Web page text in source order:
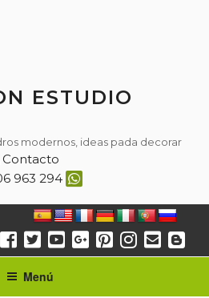
ESTUDIO
modernos, ideas pada decorar
Contacto
963 294
Menú